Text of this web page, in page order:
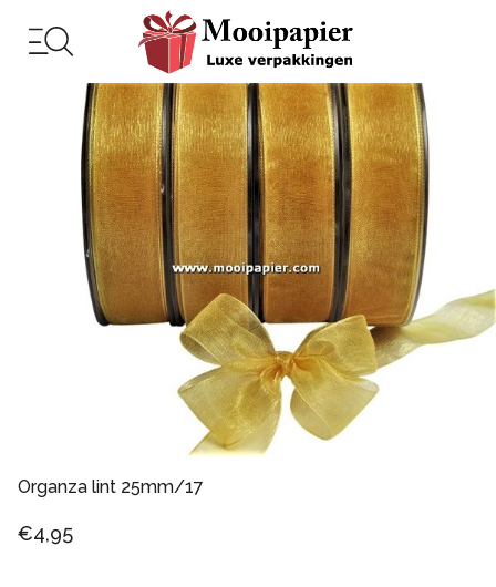
Organza lint 25mm/17
€4,95